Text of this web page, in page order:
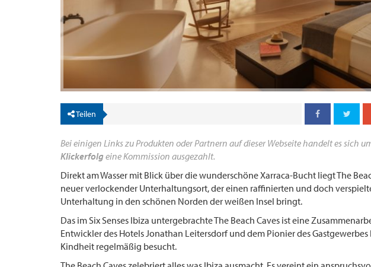
Teilen
Bei einigen Links zu Produkten oder Partnern auf dieser Webseite handelt es sich
Klickerfolg eine Kommission ausgezahlt.
Direkt am Wasser mit Blick über die wunderschöne Xarraca-Bucht liegt The
neuer verlockender Unterhaltungsort, der einen raffinierten und doch
Unterhaltung in den schönen Norden der weißen Insel bringt.
Das im Six Senses Ibiza untergebrachte The Beach Caves ist eine
Entwickler des Hotels Jonathan Leitersdorf und dem Pionier des
Kindheit regelmäßig besucht.